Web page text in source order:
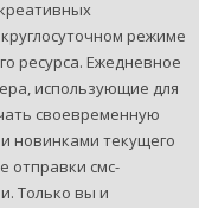
режиме
ресурса. Ежедневное
использующие для
своевременную
новинками текущего
отправки смс-
Только вы и